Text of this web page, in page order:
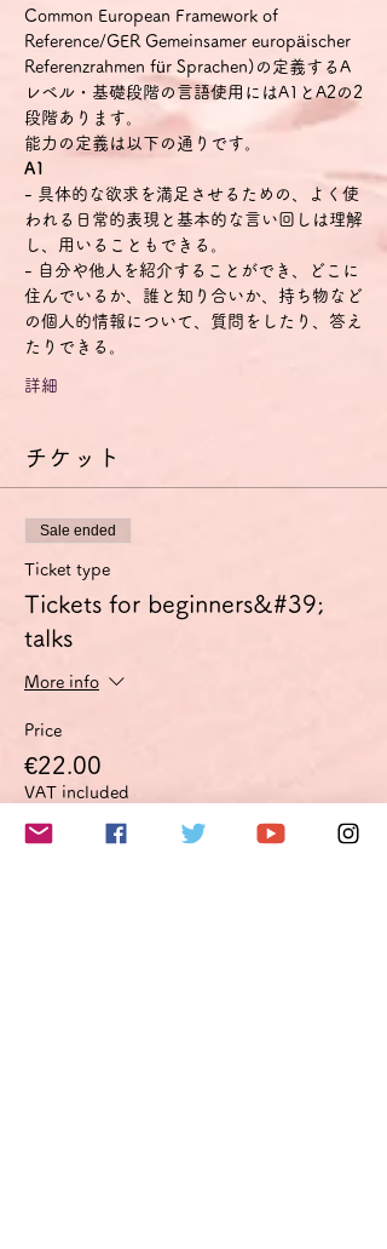
Common European Framework of
Reference/GER Gemeinsamer europäischer
Referenzrahmen für Sprachen)の定義するA
レベル・基礎段階の言語使用にはA1とA2の2
段階あります。
能力の定義は以下の通りです。
A1
- 具体的な欲求を満足させるための、よく使
われる日常的表現と基本的な言い回しは理解
し、用いることもできる。
- 自分や他人を紹介することができ、どこに
住んでいるか、誰と知り合いか、持ち物など
の個人的情報について、質問をしたり、答え
たりできる。
詳細
チケット
Sale ended
Ticket type
Tickets for beginners&#39;
talks
More info
Price
€22.00
VAT included